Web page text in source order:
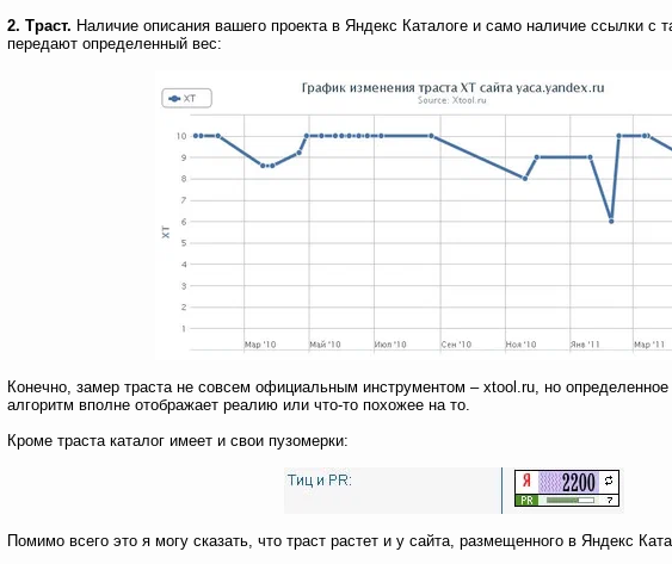
2. Траст. Наличие описания вашего проекта в Яндекс Каталоге и само наличие ссылки с
передают определенный вес:
Конечно, замер траста не совсем официальным инструментом – xtool.ru, но
алгоритм вполне отображает реалию или что-то похожее на то.
Кроме траста каталог имеет и свои пузомерки:
Помимо всего это я могу сказать, что траст растет и у сайта, размещенного в Яндекс